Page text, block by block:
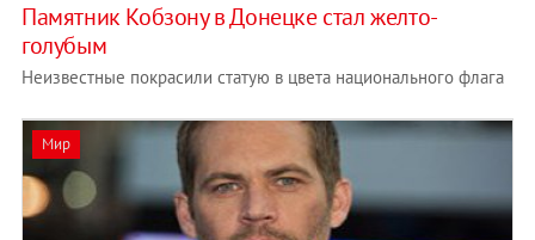
Памятник Кобзону в Донецке стал желто-
голубым
Неизвестные покрасили статую в цвета национального флага
Мир